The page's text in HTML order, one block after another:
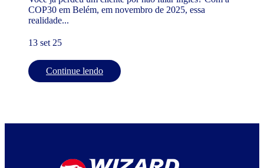
COP30 em Belém, em novembro de 2025, essa
realidade...
13 set 25
Continue lendo